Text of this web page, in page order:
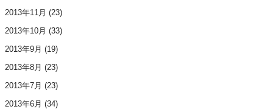
2013年11月 (23)
2013年10月 (33)
2013年9月 (19)
2013年8月 (23)
2013年7月 (23)
2013年6月 (34)